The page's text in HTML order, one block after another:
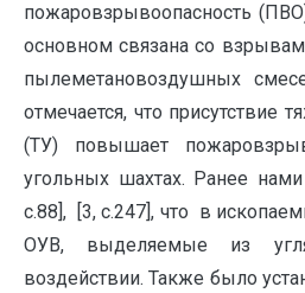
пожаровзрывоопасность
основном связана со
пылеметановоздушных
отмечается, что присутствие
(ТУ) повышает
угольных шахтах. Ранее
с.88], [3, с.247], что в
ОУВ, выделяемые из
воздействии. Также было